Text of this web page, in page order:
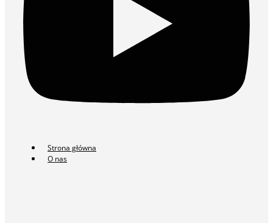
Strona główna
O nas